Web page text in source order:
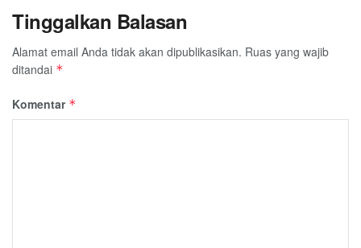
Tinggalkan Balasan
Alamat email Anda tidak akan dipublikasikan. Ruas yang wajib
ditandai *
Komentar *